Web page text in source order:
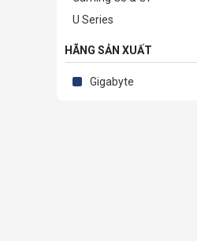
U Series
HÃNG SẢN XUẤT
Gigabyte